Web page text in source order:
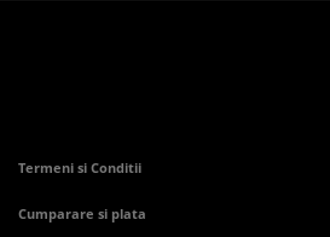
Termeni si Conditii
Cumparare si plata